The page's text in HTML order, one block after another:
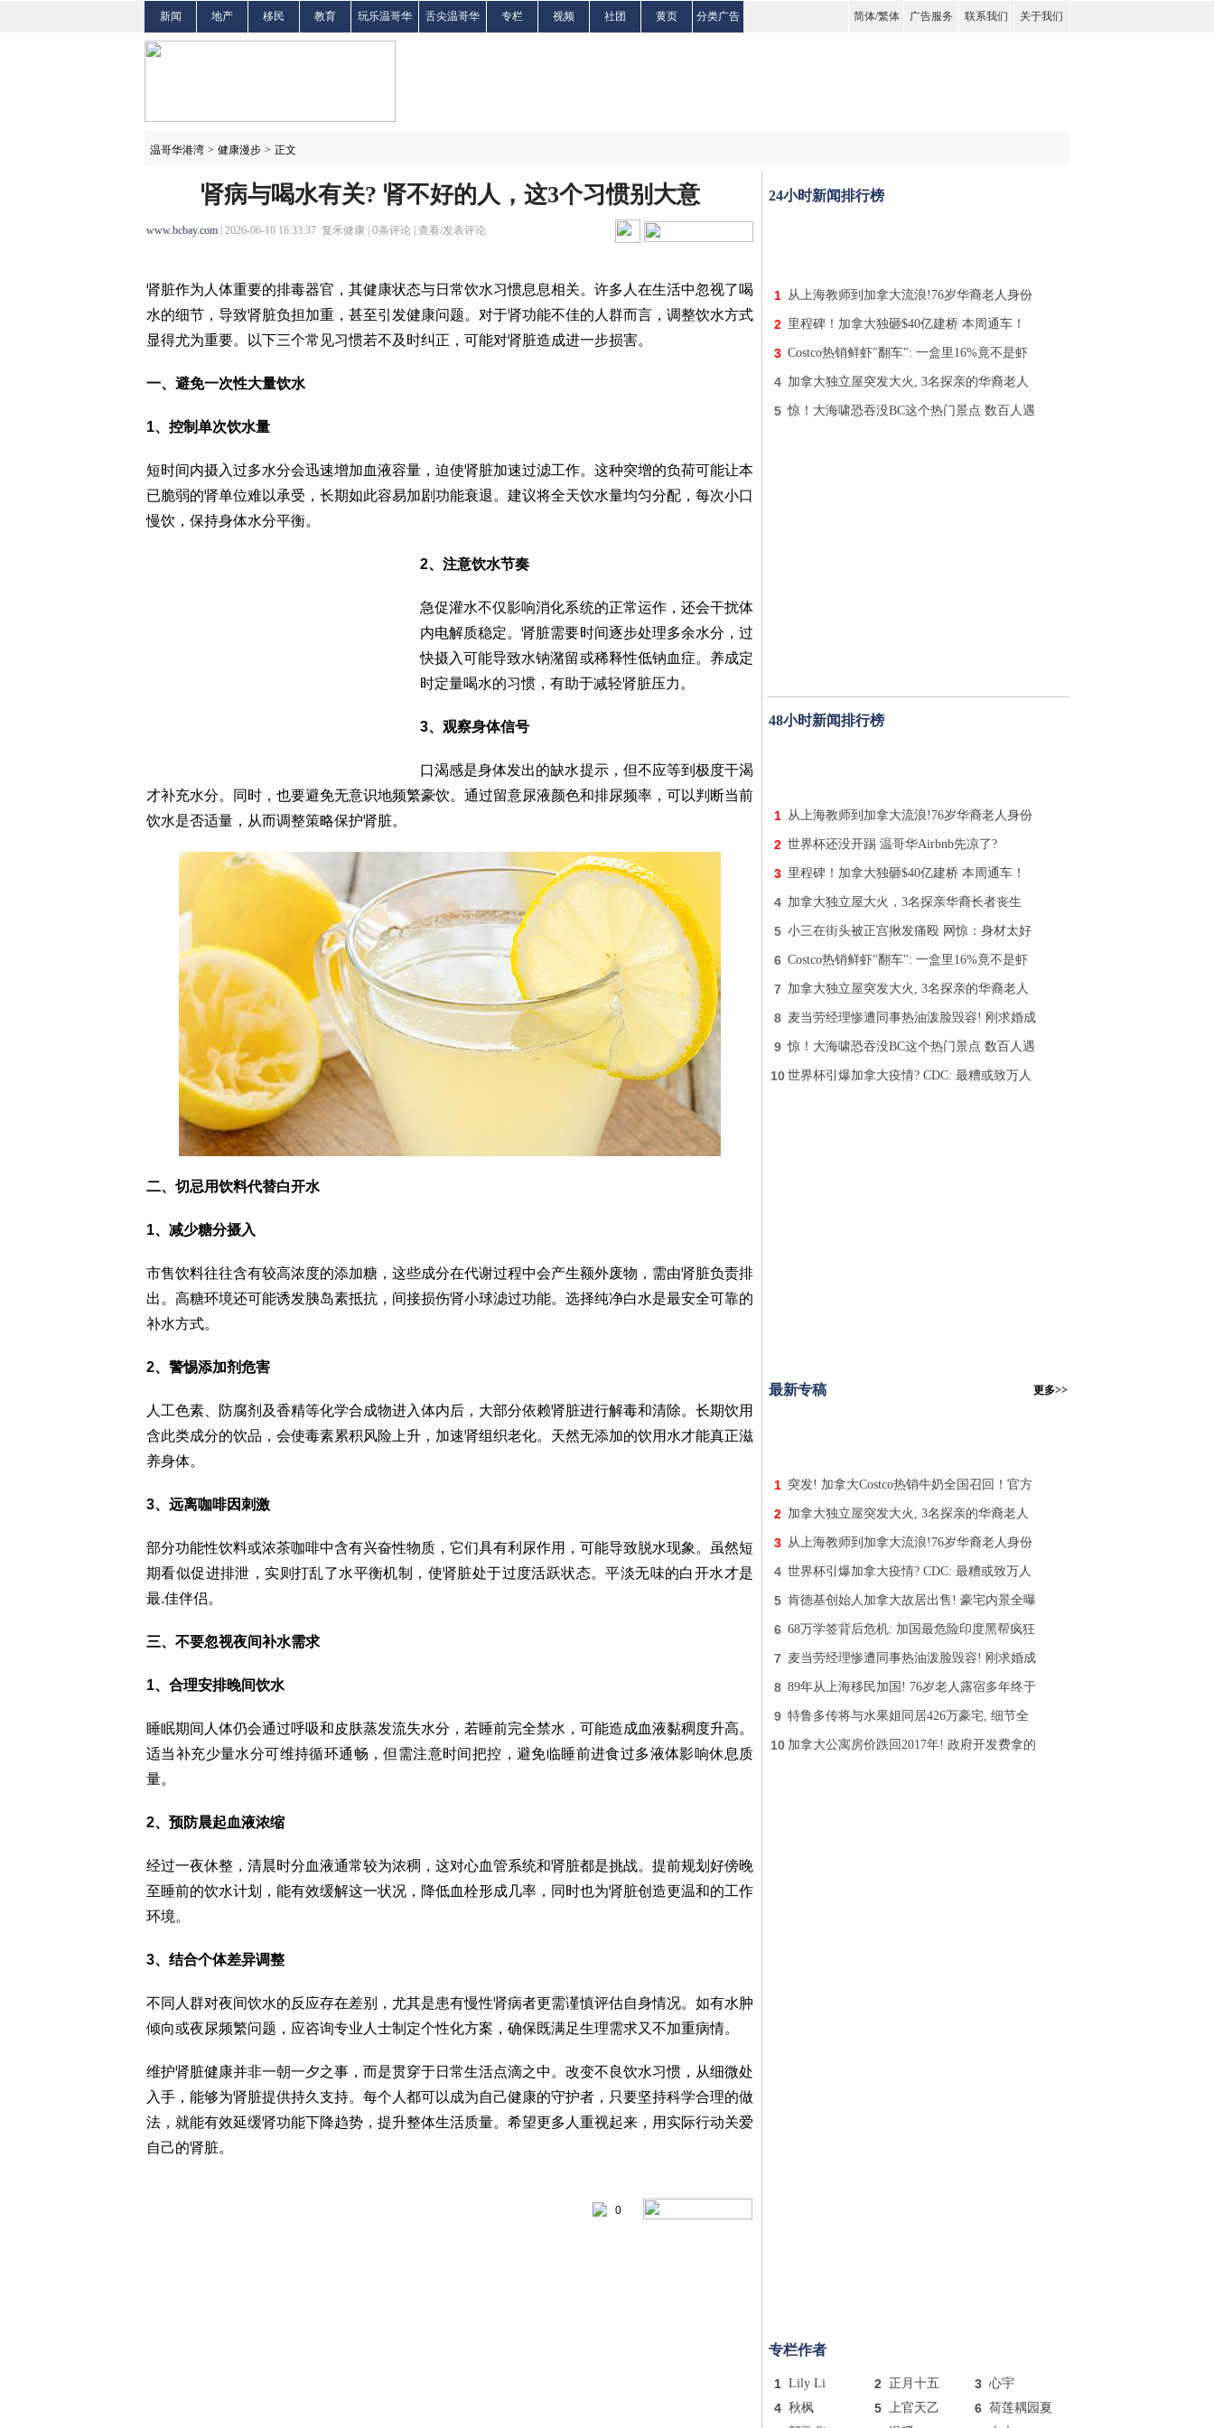
新闻 地产 移民 教育 玩乐温哥华 舌尖温哥华 专栏 视频 社团 黄页 分类广告 简体/繁体 广告服务 联系我们 关于我们
温哥华港湾 > 健康漫步 > 正文
肾病与喝水有关? 肾不好的人，这3个习惯别大意
www.bcbay.com | 2026-06-10 16:33:37 复禾健康 | 0条评论 | 查看/发表评论
肾脏作为人体重要的排毒器官，其健康状态与日常饮水习惯息息相关。许多人在生活中忽视了喝
水的细节，导致肾脏负担加重，甚至引发健康问题。对于肾功能不佳的人群而言，调整饮水方式
显得尤为重要。以下三个常见习惯若不及时纠正，可能对肾脏造成进一步损害。
一、避免一次性大量饮水
1、控制单次饮水量
短时间内摄入过多水分会迅速增加血液容量，迫使肾脏加速过滤工作。这种突增的负荷可能让本
已脆弱的肾单位难以承受，长期如此容易加剧功能衰退。建议将全天饮水量均匀分配，每次小口
慢饮，保持身体水分平衡。
2、注意饮水节奏
急促灌水不仅影响消化系统的正常运作，还会干扰体
内电解质稳定。肾脏需要时间逐步处理多余水分，过
快摄入可能导致水钠潴留或稀释性低钠血症。养成定
时定量喝水的习惯，有助于减轻肾脏压力。
3、观察身体信号
口渴感是身体发出的缺水提示，但不应等到极度干渴
才补充水分。同时，也要避免无意识地频繁豪饮。通过留意尿液颜色和排尿频率，可以判断当前
饮水是否适量，从而调整策略保护肾脏。
二、切忌用饮料代替白开水
1、减少糖分摄入
市售饮料往往含有较高浓度的添加糖，这些成分在代谢过程中会产生额外废物，需由肾脏负责排
出。高糖环境还可能诱发胰岛素抵抗，间接损伤肾小球滤过功能。选择纯净白水是最安全可靠的
补水方式。
2、警惕添加剂危害
人工色素、防腐剂及香精等化学合成物进入体内后，大部分依赖肾脏进行解毒和清除。长期饮用
含此类成分的饮品，会使毒素累积风险上升，加速肾组织老化。天然无添加的饮用水才能真正滋
养身体。
3、远离咖啡因刺激
部分功能性饮料或浓茶咖啡中含有兴奋性物质，它们具有利尿作用，可能导致脱水现象。虽然短
期看似促进排泄，实则打乱了水平衡机制，使肾脏处于过度活跃状态。平淡无味的白开水才是
最.佳伴侣。
三、不要忽视夜间补水需求
1、合理安排晚间饮水
睡眠期间人体仍会通过呼吸和皮肤蒸发流失水分，若睡前完全禁水，可能造成血液黏稠度升高。
适当补充少量水分可维持循环通畅，但需注意时间把控，避免临睡前进食过多液体影响休息质
量。
2、预防晨起血液浓缩
经过一夜休整，清晨时分血液通常较为浓稠，这对心血管系统和肾脏都是挑战。提前规划好傍晚
至睡前的饮水计划，能有效缓解这一状况，降低血栓形成几率，同时也为肾脏创造更温和的工作
环境。
3、结合个体差异调整
不同人群对夜间饮水的反应存在差别，尤其是患有慢性肾病者更需谨慎评估自身情况。如有水肿
倾向或夜尿频繁问题，应咨询专业人士制定个性化方案，确保既满足生理需求又不加重病情。
维护肾脏健康并非一朝一夕之事，而是贯穿于日常生活点滴之中。改变不良饮水习惯，从细微处
入手，能够为肾脏提供持久支持。每个人都可以成为自己健康的守护者，只要坚持科学合理的做
法，就能有效延缓肾功能下降趋势，提升整体生活质量。希望更多人重视起来，用实际行动关爱
自己的肾脏。
0
24小时新闻排行榜
1 从上海教师到加拿大流浪!76岁华裔老人身份
2 里程碑！加拿大独砸$40亿建桥 本周通车！
3 Costco热销鲜虾"翻车": 一盒里16%竟不是虾
4 加拿大独立屋突发大火, 3名探亲的华裔老人
5 惊！大海啸恐吞没BC这个热门景点 数百人遇
48小时新闻排行榜
1 从上海教师到加拿大流浪!76岁华裔老人身份
2 世界杯还没开踢 温哥华Airbnb先凉了?
3 里程碑！加拿大独砸$40亿建桥 本周通车！
4 加拿大独立屋大火，3名探亲华裔长者丧生
5 小三在街头被正宫揪发痛殴 网惊：身材太好
6 Costco热销鲜虾"翻车": 一盒里16%竟不是虾
7 加拿大独立屋突发大火, 3名探亲的华裔老人
8 麦当劳经理惨遭同事热油泼脸毁容! 刚求婚成
9 惊！大海啸恐吞没BC这个热门景点 数百人遇
10 世界杯引爆加拿大疫情? CDC: 最糟或致万人
最新专稿 更多>>
1 突发! 加拿大Costco热销牛奶全国召回！官方
2 加拿大独立屋突发大火, 3名探亲的华裔老人
3 从上海教师到加拿大流浪!76岁华裔老人身份
4 世界杯引爆加拿大疫情? CDC: 最糟或致万人
5 肯德基创始人加拿大故居出售! 豪宅内景全曝
6 68万学签背后危机: 加国最危险印度黑帮疯狂
7 麦当劳经理惨遭同事热油泼脸毁容! 刚求婚成
8 89年从上海移民加国! 76岁老人露宿多年终于
9 特鲁多传将与水果姐同居426万豪宅, 细节全
10 加拿大公寓房价跌回2017年! 政府开发费拿的
专栏作者
1 Lily Li 2 正月十五 3 心宇
4 秋枫 5 上官天乙 6 荷莲耦园夏